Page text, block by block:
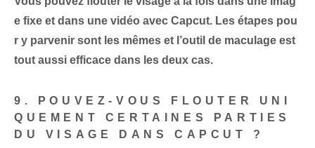
e fixe et dans une vidéo avec Capcut. Les étapes pou
r y parvenir sont les mêmes et l’outil de maculage est
tout aussi efficace dans les deux cas.
9. POUVEZ-VOUS FLOUTER UNI
QUEMENT CERTAINES PARTIES
DU VISAGE DANS CAPCUT ?